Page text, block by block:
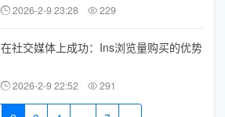
2026-2-9 23:28 229
在社交媒体上成功：Ins浏览量购买的优势
2026-2-9 22:52 291